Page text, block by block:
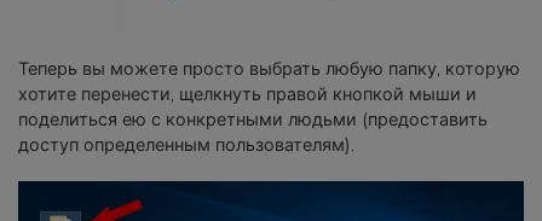
Теперь вы можете просто выбрать любую папку, которую
хотите перенести, щелкнуть правой кнопкой мыши и
поделиться ею с конкретными людьми (предоставить
доступ определенным пользователям).